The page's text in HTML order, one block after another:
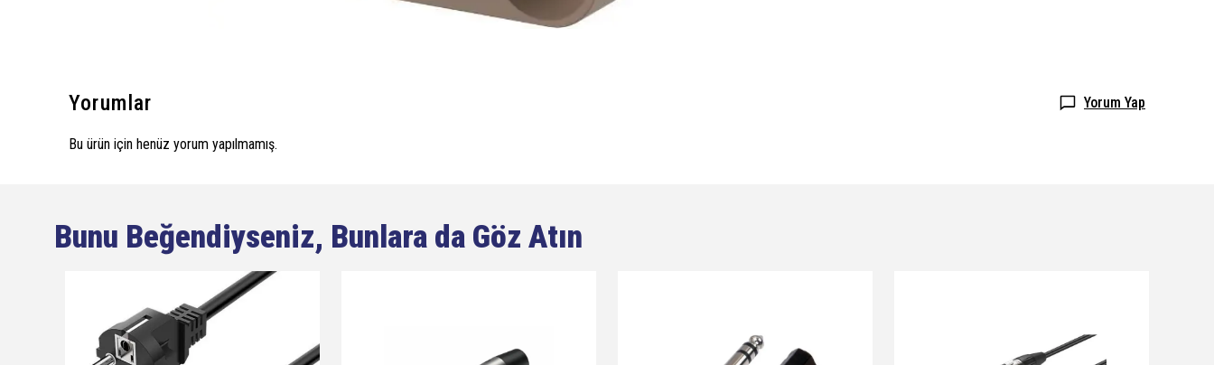
Yorumlar Yorum Yap
Bu ürün için henüz yorum yapılmamış.
Bunu Beğendiyseniz, Bunlara da Göz Atın